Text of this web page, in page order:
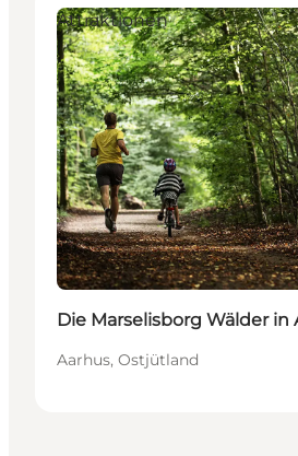
Attraktionen
Die Marselisborg Wälder in
Aarhus, Ostjütland